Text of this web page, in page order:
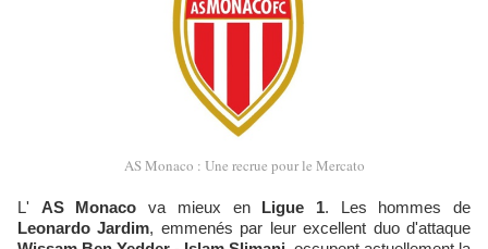
AS Monaco : Une recrue pour le Mercato
AS Monaco va mieux en Ligue 1. Les hommes de
Leonardo Jardim, emmenés par leur excellent duo d'attaque